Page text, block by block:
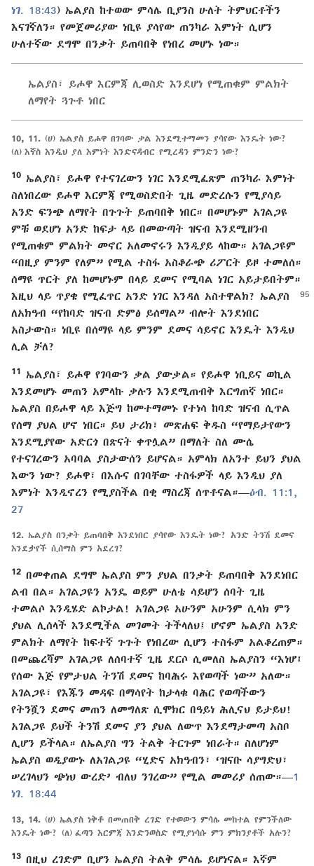
ነገ. 18:43) ኤልያስ ከተወው ምሳሌ ቢያንስ ሁለት ትምህርቶችን
እናገኛለን። የመጀመሪያው ነቢዩ ያሳየው ጠንካራ እምነት ሲሆን
ሁለተኛው ደግሞ በንቃት ይጠባበቅ የነበረ መሆኑ ነው።
ኤልያስ፣ ይሖዋ እርምጃ ሊወስድ እንደሆነ የሚጠቁም ምልክት
ለማየት ጓጉቶ ነበር
10, 11. (ሀ) ኤልያስ ይሖዋ በገባው ቃል እንደሚተማመን ያሳየው እንዴት ነው?
(ለ) እኛስ እንዲህ ያለ እምነት እንድናዳብር የሚረዳን ምንድን ነው?
10 ኤልያስ፣ ይሖዋ የተናገረውን ነገር እንደሚፈጽም ጠንካራ እምነት
ስለነበረው ይሖዋ እርምጃ የሚወስድበት ጊዜ መድረሱን የሚያሳይ
አንድ ፍንጭ ለማየት በጉጉት ይጠባበቅ ነበር። በመሆኑም አገልጋዩ
ምቹ ወደሆነ አንድ ከፍታ ላይ በመውጣት ዝናብ እንደሚዘንብ
የሚጠቁም ምልክት መኖር አለመኖሩን እንዲያይ ላከው። አገልጋዩም
“በዚያ ምንም የለም” የሚል ተስፋ አስቆራጭ ሪፖርት ይዞ ተመለሰ።
ሰማዩ ጥርት ያለ ከመሆኑም በላይ ደመና የሚባል ነገር አይታይበትም።
እዚህ ላይ ጥያቄ የሚፈጥር አንድ ነገር እንዳለ አስተዋልክ? ኤልያስ
ለአክዓብ “የከባድ ዝናብ ድምፅ ይሰማል” ብሎት እንደነበር
አስታውስ። ነቢዩ በሰማዩ ላይ ምንም ደመና ሳይኖር እንዴት እንዲህ
ሊል ቻለ?
11
ኤልያስ፣ ይሖዋ የገባውን ቃል ያውቃል። የይሖዋ ነቢይና ወኪል
እንደመሆኑ መጠን አምላኩ ቃሉን እንደሚጠብቅ እርግጠኛ ነበር።
ኤልያስ በይሖዋ ላይ እጅግ ከመተማመኑ የተነሳ ከባድ ዝናብ ሲጥል
የሰማ ያህል ሆኖ ነበር። ይህ ታሪክ፣ መጽሐፍ ቅዱስ “የማይታየውን
እንደሚያየው አድርጎ በጽናት ቀጥሏል” በማለት ስለ ሙሴ
የተናገረውን አባባል ያስታውሰን ይሆናል። አምላክ ለአንተ ይህን ያህል
እውን ነው? ይሖዋ፣ በእሱና በገባቸው ተስፋዎች ላይ እንዲህ ያለ
እምነት እንዲኖረን የሚያስችል በቂ ማስረጃ ሰጥቶናል።—ዕብ. 11:1,
27
12. ኤልያስ በንቃት ይጠባበቅ እንደነበር ያሳየው እንዴት ነው? አንድ ትንሽ ደመና
እንደታየች ሲሰማስ ምን አደረገ?
12 በመቀጠል ደግሞ ኤልያስ ምን ያህል በንቃት ይጠባበቅ እንደነበር
ልብ በል። አገልጋዩን አንዴ ወይም ሁለቴ ሳይሆን ሰባት ጊዜ
ተመልሶ እንዲሄድ ልኮታል! አገልጋዩ አሁንም አሁንም ሲላክ ምን
ያህል ሊሰላች እንደሚችል መገመት ትችላለህ፤ ሆኖም ኤልያስ አንድ
ምልክት ለማየት ከፍተኛ ጉጉት የነበረው ሲሆን ተስፋም አልቆረጠም።
በመጨረሻም አገልጋዩ ለሰባተኛ ጊዜ ደርሶ ሲመለስ ኤልያስን “እነሆ፤
የሰው እጅ የምታህል ትንሽ ደመና ከባሕሩ እየወጣች ነው” አለው።
አገልጋዩ፣ የእጁን መዳፍ በማሳየት ከታላቁ ባሕር የወጣችውን
የትንሿን ደመና መጠን ለመግለጽ ሲሞክር በዓይነ ሕሊናህ ይታይህ!
አገልጋዩ ይህች ትንሽ ደመና ያን ያህል ለውጥ እንደማታመጣ አስቦ
ሊሆን ይችላል። ለኤልያስ ግን ትልቅ ትርጉም ነበራት። ስለሆነም
ኤልያስ ወዲያውኑ ለአገልጋዩ “ሂድና አክዓብን፣ ‘ዝናቡ ሳያግድህ፣
ሠረገላህን ጭነህ ውረድ’ ብለህ ንገረው” የሚል መመሪያ ሰጠው።—1
ነገ. 18:44
13, 14. (ሀ) ኤልያስ ነቅቶ በመጠበቅ ረገድ የተወውን ምሳሌ መከተል የምንችለው
እንዴት ነው? (ለ) ፈጣን እርምጃ እንድንወስድ የሚያነሳሱ ምን ምክንያቶች አሉን?
13 በዚህ ረገድም ቢሆን ኤልያስ ትልቅ ምሳሌ ይሆነናል። እኛም